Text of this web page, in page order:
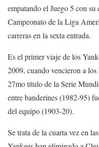
empatando el Juego 5 con
Campeonato de la Liga
carreras en la sexta entrada.
Es el primer viaje de los
2009, cuando vencieron a
27mo título de la Serie
entre banderines (1982-95)
del equipo (1903-20).
Se trata de la cuarta vez en